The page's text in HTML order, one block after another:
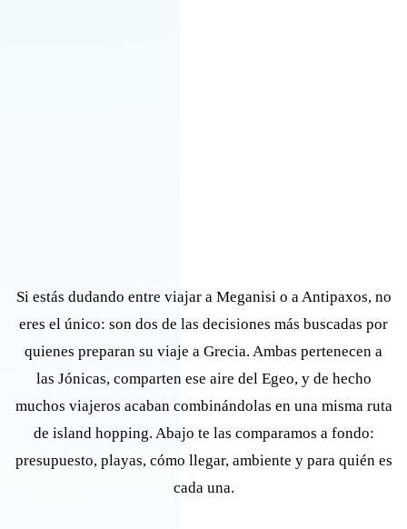
Si estás dudando entre viajar a Meganisi o a Antipaxos, no
eres el único: son dos de las decisiones más buscadas por
quienes preparan su viaje a Grecia. Ambas pertenecen a
las Jónicas, comparten ese aire del Egeo, y de hecho
muchos viajeros acaban combinándolas en una misma ruta
de island hopping. Abajo te las comparamos a fondo:
presupuesto, playas, cómo llegar, ambiente y para quién es
cada una.